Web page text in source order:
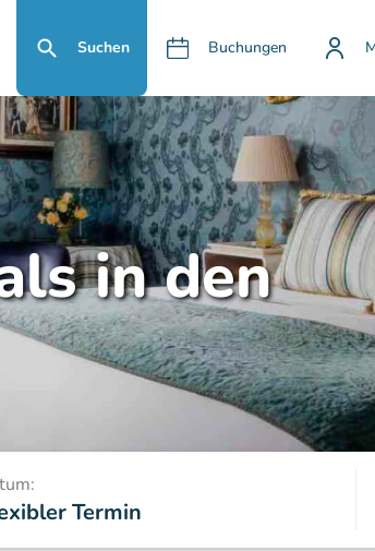
Suchen Buchungen
in den
Termin